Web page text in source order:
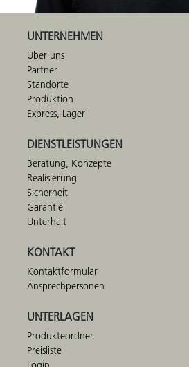
UNTERNEHMEN
Über uns
Partner
Standorte
Produktion
Express, Lager
DIENSTLEISTUNGEN
Beratung, Konzepte
Realisierung
Sicherheit
Garantie
Unterhalt
KONTAKT
Kontaktformular
Ansprechpersonen
UNTERLAGEN
Produkteordner
Preisliste